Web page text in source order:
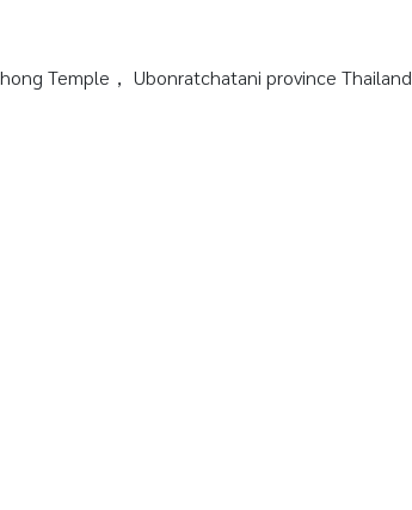
Temple， Ubonratchatani province Thailand